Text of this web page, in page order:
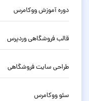
دوره آموزش ووکامرس
قالب فروشگاهی وردپرس
طراحی سایت فروشگاهی
سئو ووکامرس